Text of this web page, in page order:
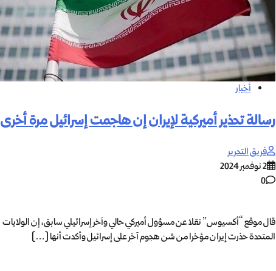
أخبار
رسالة تحذير أميركية لإيران إن هاجمت إسرائيل مرة أخرى
فريق التحرير
2 نوفمبر 2024
0
قال موقع “أكسيوس” نقلا عن مسؤول أميركي حالي وآخر إسرائيلي سابق، إن الولايات
المتحدة حذرت إيران مؤخرا من شن هجوم آخر على إسرائيل وأكدت أنها […]